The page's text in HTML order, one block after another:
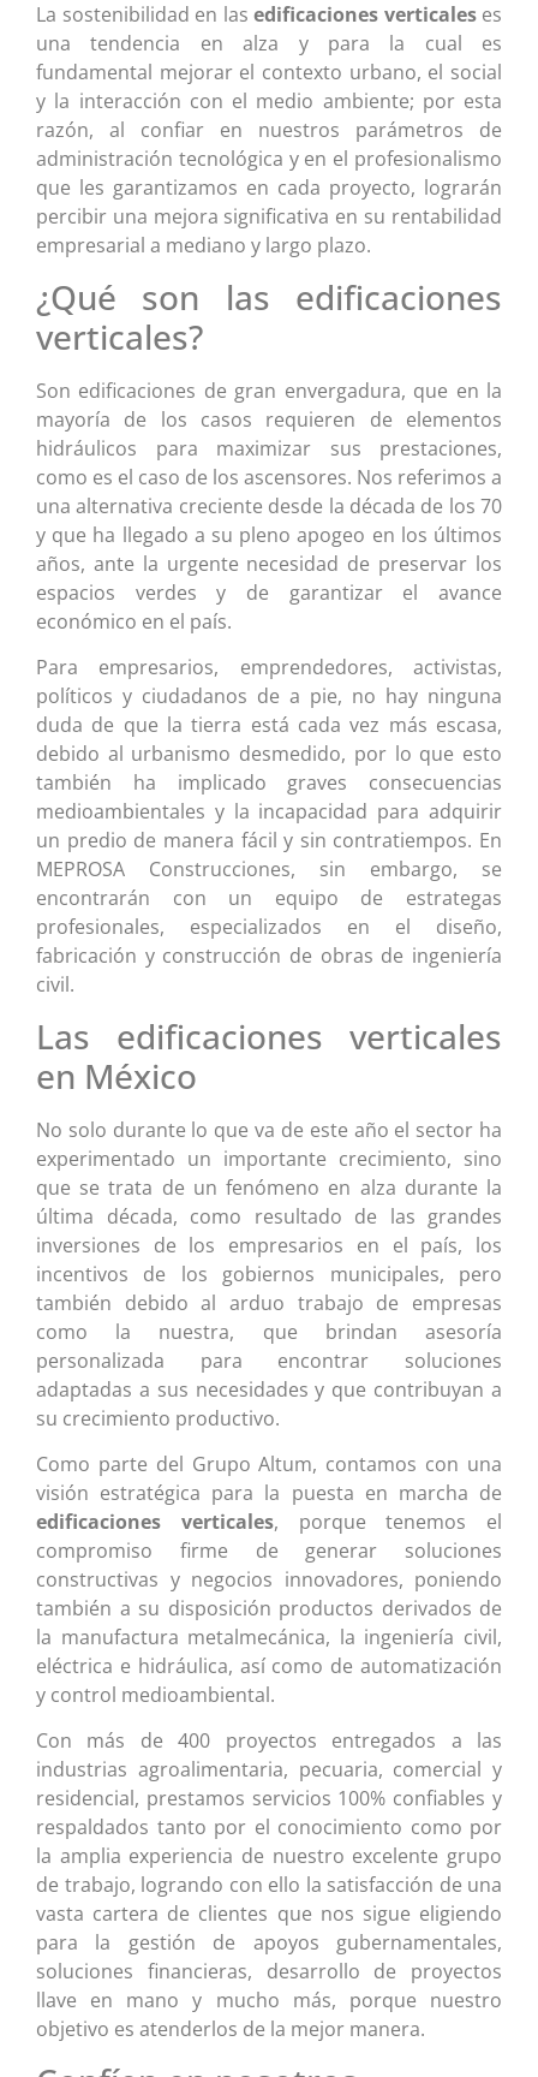
La sostenibilidad en las edificaciones verticaleses
una tendencia en alza y para la cual es
fundamental mejorar el contexto urbano, el social
y la interacción con el medio ambiente; por esta
razón, al confiar en nuestros parámetros de
administración tecnológica y en el profesionalismo
que les garantizamos en cada proyecto, lograrán
percibir una mejora significativa en su rentabilidad
empresarial a mediano y largo plazo.
¿Qué son las edificaciones
verticales?
Son edificaciones de gran envergadura, que en la
mayoría de los casos requieren de elementos
hidráulicos para maximizar sus prestaciones,
como es el caso de los ascensores. Nos referimos a
una alternativa creciente desde la década de los 70
y que ha llegado a su pleno apogeo en los últimos
años, ante la urgente necesidad de preservar los
espacios verdes y de garantizar el avance
económico en el país.
Para empresarios, emprendedores, activistas,
políticos y ciudadanos de a pie, no hay ninguna
duda de que la tierra está cada vez más escasa,
debido al urbanismo desmedido, por lo que esto
también ha implicado graves consecuencias
medioambientales y la incapacidad para adquirir
un predio de manera fácil y sin contratiempos. En
MEPROSA Construcciones, sin embargo, se
encontrarán con un equipo de estrategas
profesionales, especializados en el diseño,
fabricación y construcción de obras de ingeniería
civil.
Las edificaciones verticales
en México
No solo durante lo que va de este año el sector ha
experimentado un importante crecimiento, sino
que se trata de un fenómeno en alza durante la
última década, como resultado de las grandes
inversiones de los empresarios en el país, los
incentivos de los gobiernos municipales, pero
también debido al arduo trabajo de empresas
como la nuestra, que brindan asesoría
personalizada para encontrar soluciones
adaptadas a sus necesidades y que contribuyan a
su crecimiento productivo.
Como parte del Grupo Altum, contamos con una
visión estratégica para la puesta en marcha de
edificaciones verticales, porque tenemos el
compromiso firme de generar soluciones
constructivas y negocios innovadores, poniendo
también a su disposición productos derivados de
la manufactura metalmecánica, la ingeniería civil,
eléctrica e hidráulica, así como de automatización
y control medioambiental.
Con más de 400 proyectos entregados a las
industrias agroalimentaria, pecuaria, comercial y
residencial, prestamos servicios 100% confiables y
respaldados tanto por el conocimiento como por
la amplia experiencia de nuestro excelente grupo
de trabajo, logrando con ello la satisfacción de una
vasta cartera de clientes que nos sigue eligiendo
para la gestión de apoyos gubernamentales,
soluciones financieras, desarrollo de proyectos
llave en mano y mucho más, porque nuestro
objetivo es atenderlos de la mejor manera.